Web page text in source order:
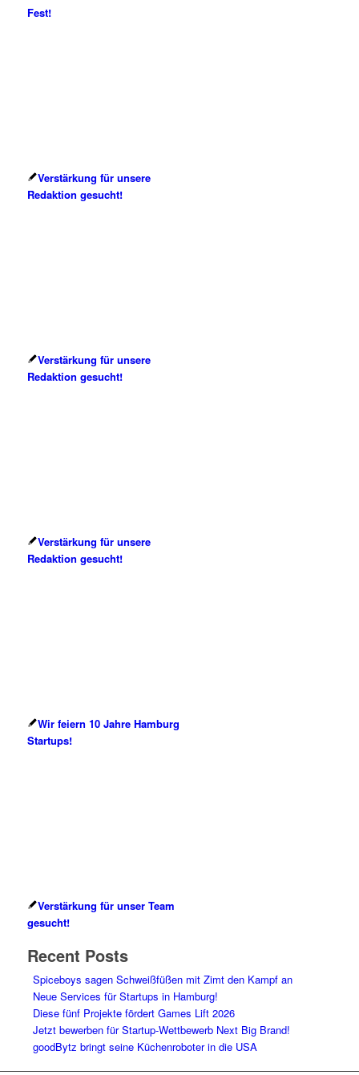
Fest!
Verstärkung für unsere
Redaktion gesucht!
Verstärkung für unsere
Redaktion gesucht!
Verstärkung für unsere
Redaktion gesucht!
Wir feiern 10 Jahre Hamburg
Startups!
Verstärkung für unser Team
gesucht!
Recent Posts
Spiceboys sagen Schweißfüßen mit Zimt den Kampf an
Neue Services für Startups in Hamburg!
Diese fünf Projekte fördert Games Lift 2026
Jetzt bewerben für Startup-Wettbewerb Next Big Brand!
goodBytz bringt seine Küchenroboter in die USA